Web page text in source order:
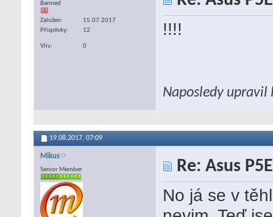
Banned
Založen
15.07.2017
Příspěvky
12
Vliv 0
!!!!
Naposledy upravil
19.08.2017, 07:09
Mikus
Senior Member Re: Asus
No já se v